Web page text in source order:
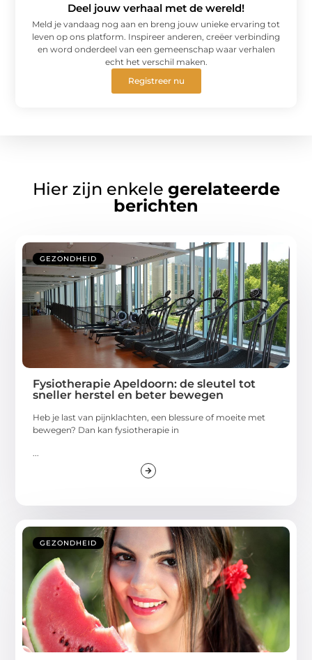
Deel jouw verhaal met de wereld!
Meld je vandaag nog aan en breng jouw unieke ervaring tot
leven op ons platform. Inspireer anderen, creëer verbinding
en word onderdeel van een gemeenschap waar verhalen
echt het verschil maken.
Registreer nu
Hier zijn enkele gerelateerde
berichten
GEZONDHEID
Fysiotherapie Apeldoorn: de sleutel tot
sneller herstel en beter bewegen
Heb je last van pijnklachten, een blessure of moeite met
bewegen? Dan kan fysiotherapie in
GEZONDHEID